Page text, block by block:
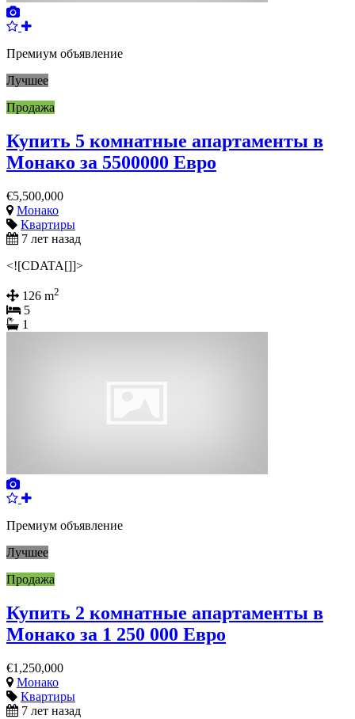
Премиум объявление
Лучшее
Продажа
Купить 5 комнатные апартаменты в
Монако за 5500000 Евро
€5,500,000
Монако
Квартиры
7 лет назад
<![CDATA[]]>
126 m2
5
1
Премиум объявление
Лучшее
Продажа
Купить 2 комнатные апартаменты в
Монако за 1 250 000 Евро
€1,250,000
Монако
Квартиры
7 лет назад